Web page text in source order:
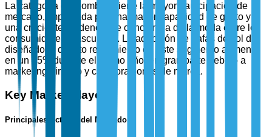
La categoría de Hombres tiene la mayor participación de
mercado, impulsada por una mayor capacidad de gasto y
una creciente tendencia de conciencia de la moda entre los
consumidores masculinos. La adopción de gafas de sol de
diseñador y de alto rendimiento en este segmento aumentó
en un 25% durante el último año, en gran parte debido a
marketing dirigido y colaboraciones de marca.
Key Market Players
Principales Actores del Mercado